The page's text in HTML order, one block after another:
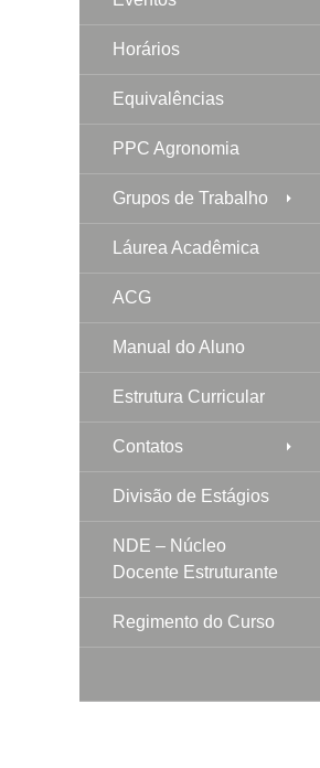
Horários
Equivalências
PPC Agronomia
Grupos de Trabalho
Láurea Acadêmica
ACG
Manual do Aluno
Estrutura Curricular
Contatos
Divisão de Estágios
NDE – Núcleo
Docente Estruturante
Regimento do Curso